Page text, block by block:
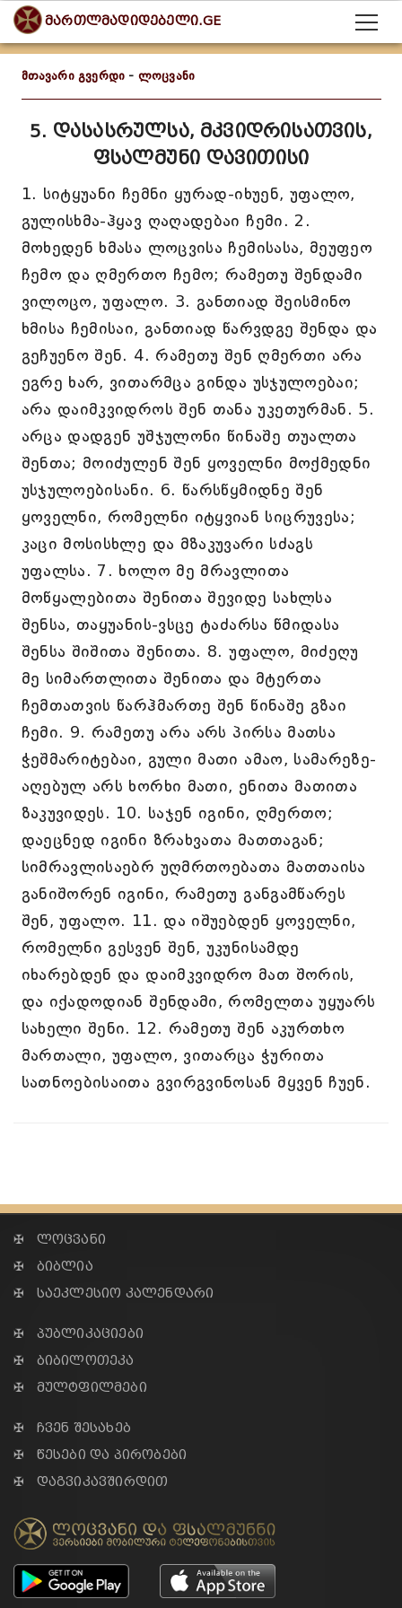
მართლმადიდებელი.GE
მთავარი გვერდი - ლოცვანი
5. დასასრულსა, მკვიდრისათვის,
ფსალმუნი დავითისი
1. სიტყუანი ჩემნი ყურად-იხუენ, უფალო,
გულისხმა-ჰყავ ღაღადებაი ჩემი. 2.
მოხედენ ხმასა ლოცვისა ჩემისასა, მეუფეო
ჩემო და ღმერთო ჩემო; რამეთუ შენდამი
ვილოცო, უფალო. 3. განთიად შეისმინო
ხმისა ჩემისაი, განთიად წარვდგე შენდა და
გეჩუენო შენ. 4. რამეთუ შენ ღმერთი არა
ეგრე ხარ, ვითარმცა გინდა უსჯულოებაი;
არა დაიმკვიდროს შენ თანა უკეთურმან. 5.
არცა დადგენ უშჯულონი წინაშე თუალთა
შენთა; მოიძულენ შენ ყოველნი მოქმედნი
უსჯულოებისანი. 6. წარსწყმიდნე შენ
ყოველნი, რომელნი იტყვიან სიცრუვესა;
კაცი მოსისხლე და მზაკუვარი სძაგს
უფალსა. 7. ხოლო მე მრავლითა
მოწყალებითა შენითა შევიდე სახლსა
შენსა, თაყუანის-ვსცე ტაძარსა წმიდასა
შენსა შიშითა შენითა. 8. უფალო, მიძეღუ
მე სიმართლითა შენითა და მტერთა
ჩემთათვის წარჰმართე შენ წინაშე გზაი
ჩემი. 9. რამეთუ არა არს პირსა მათსა
ჭეშმარიტებაი, გული მათი ამაო, სამარეზე-
აღებულ არს ხორხი მათი, ენითა მათითა
ზაკუვიდეს. 10. საჯენ იგინი, ღმერთო;
დაეცნედ იგინი ზრახვათა მათთაგან;
სიმრავლისაებრ უღმრთოებათა მათთაისა
განიშორენ იგინი, რამეთუ განგამწარეს
შენ, უფალო. 11. და იშუებდენ ყოველნი,
რომელნი გესვენ შენ, უკუნისამდე
იხარებდენ და დაიმკვიდრო მათ შორის,
და იქადოდიან შენდამი, რომელთა უყუარს
სახელი შენი. 12. რამეთუ შენ აკურთხო
მართალი, უფალო, ვითარცა ჭურითა
სათნოებისაითა გვირგვინოსან მყვენ ჩუენ.
✠ ლოცვანი
✠ ბიბლია
✠ საეკლესიო კალენდარი
✠ პუბლიკაციები
✠ ბიბილოთეკა
✠ მულტფილმები
✠ ჩვენ შესახებ
✠ წესები და პირობები
✠ დაგვიკავშირდით